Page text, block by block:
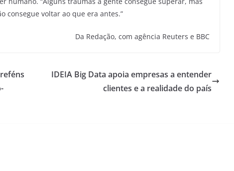
consegue voltar ao que era antes.”
Da Redação, com agência Reuters e BBC
IDEIA Big Data apoia empresas a entender
clientes e a realidade do país